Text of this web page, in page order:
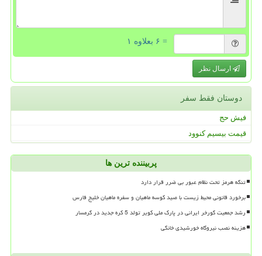
= ۶ بعلاوه ۱
ارسال نظر
دوستان فقط سفر
فیش حج
قیمت بیسیم کنوود
پربیننده ترین ها
تنگه هرمز تحت نظام عبور بی ضرر قرار دارد
برخورد قانونی محیط زیست با صید کوسه ماهیان و سفره ماهیان خلیج فارس
رشد جمعیت گورخر ایرانی در پارک ملی کویر تولد 5 کره جدید در گرمسار
هزینه نصب نیروگاه خورشیدی خانگی